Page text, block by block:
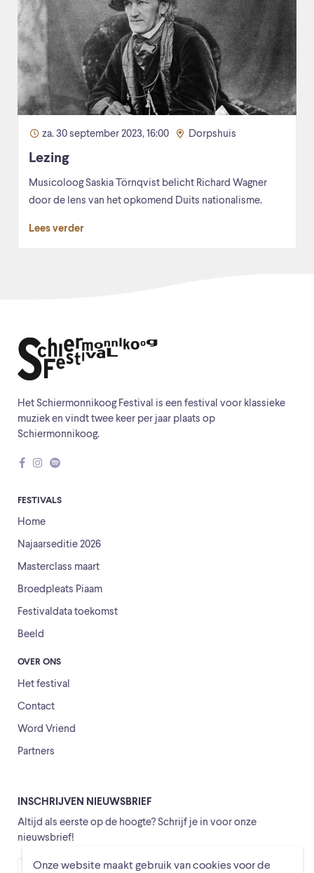
Onze website maakt gebruik van cookies voor de
za. 30 september 2023, 16:00 Dorpshuis
Lezing
Musicoloog Saskia Törnqvist belicht Richard Wagner
door de lens van het opkomend Duits nationalisme.
Lees verder
Het Schiermonnikoog Festival is een festival voor klassieke
muziek en vindt twee keer per jaar plaats op
Schiermonnikoog.
FESTIVALS
Home
Najaarseditie 2026
Masterclass maart
Broedpleats Piaam
Festivaldata toekomst
Beeld
OVER ONS
Het festival
Contact
Word Vriend
Partners
INSCHRIJVEN NIEUWSBRIEF
Altijd als eerste op de hoogte? Schrijf je in voor onze
nieuwsbrief!